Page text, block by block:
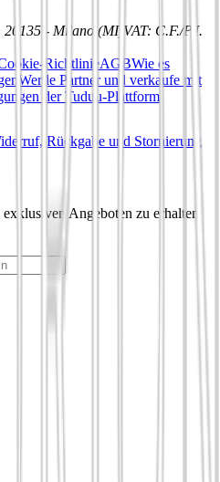
20135 - Milano (MI) VAT: C.F./P.I.
RichtlinieAGBWie es
Werde Partner und verkaufe mit
der Tuduu-Plattform
Rückgabe und Stornierung
Angeboten zu erhalten